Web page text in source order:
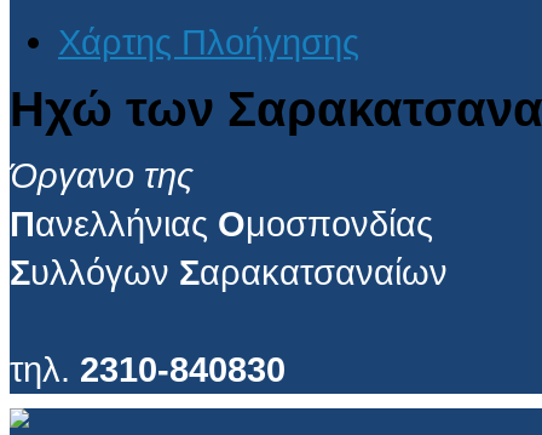
Χάρτης Πλοήγησης
Ηχώ των
Όργανο της
Πανελλήνιας Ομοσπονδίας
Συλλόγων Σαρακατσαναίων
τηλ. 2310-840830